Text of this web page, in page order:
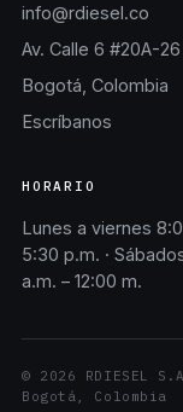
info@rdiesel.co
Av. Calle 6 #20A-26
Bogotá, Colombia
Escríbanos
HORARIO
Lunes a viernes
5:30 p.m. ·
a.m. – 12:00 m.
© 2026 RDIESEL
Bogotá, Colombia